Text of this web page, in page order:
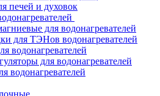
печей и духовок
для водонагревателей
для ТЭНов водонагревателей
водонагревателей
для водонагревателей
водонагревателей